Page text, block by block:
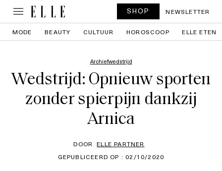
SHOP NEWSLETTER
MODE BEAUTY CULTUUR HOROSCOOP ELLE ETEN
Archiefwedstrijd
Wedstrijd: Opnieuw sporten
zonder spierpijn dankzij
Arnica
DOOR ELLE PARTNER
GEPUBLICEERD OP : 02/10/2020